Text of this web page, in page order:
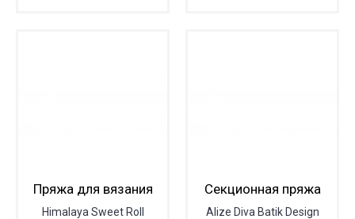
Пряжа для вязания
Himalaya Sweet Roll
Секционная пряжа
Alize Diva Batik Design